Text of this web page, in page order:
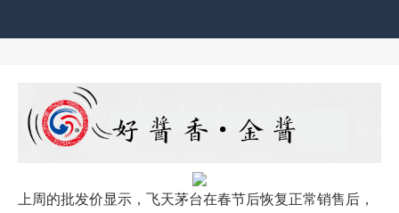
上周的批发价显示，飞天茅台在春节后恢复正常销售后，